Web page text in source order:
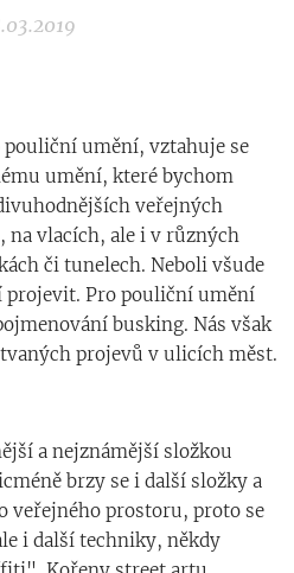
umění, vztahuje se
umění, které bychom
veřejných
na vlacích, ale i v různých
či tunelech. Neboli všude
projevit. Pro pouliční umění
busking. Nás však
projevů v ulicích měst.
a nejznámější složkou
brzy se i další složky a
veřejného prostoru, proto se
i další techniky, někdy